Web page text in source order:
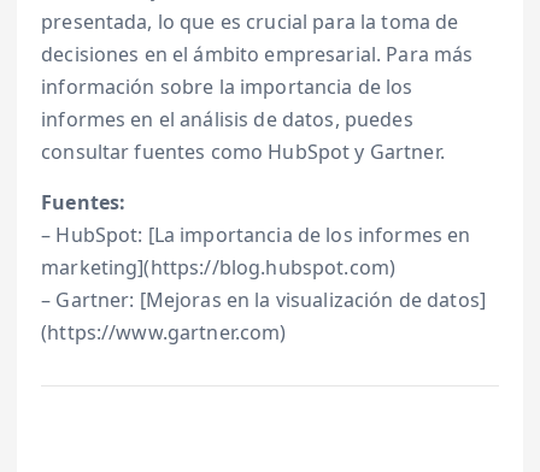
presentada, lo que es crucial para la toma de
decisiones en el ámbito empresarial. Para más
información sobre la importancia de los
informes en el análisis de datos, puedes
consultar fuentes como HubSpot y Gartner.
Fuentes:
– HubSpot: [La importancia de los informes en
marketing](https://blog.hubspot.com)
– Gartner: [Mejoras en la visualización de datos]
(https://www.gartner.com)